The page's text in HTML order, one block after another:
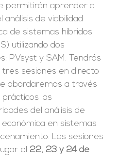
permitirán aprender a
análisis de viabilidad
de sistemas híbridos
utilizando dos
PVsyst y SAM. Tendrás
tres sesiones en directo
abordaremos a través
prácticos las
del análisis de
económica en sistemas
Las sesiones
el 22, 23 y 24 de